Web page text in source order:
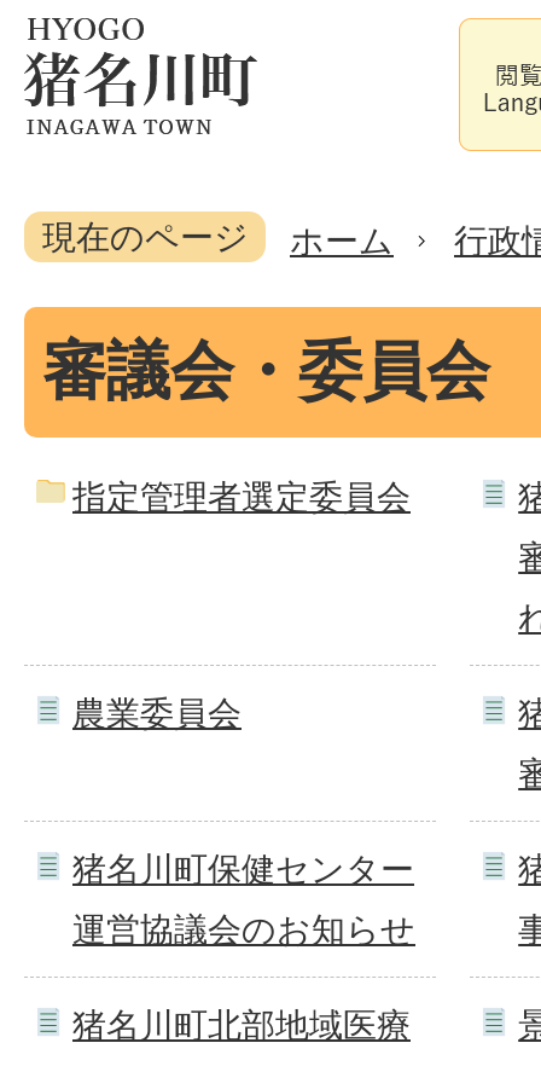
現在のページ ホーム 行政
審議会・委員会
指定管理者選定委員会
農業委員会
猪名川町保健センター
運営協議会のお知らせ
猪名川町北部地域医療